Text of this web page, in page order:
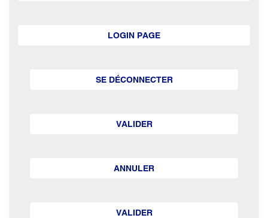
LOGIN PAGE
SE DÉCONNECTER
VALIDER
ANNULER
VALIDER